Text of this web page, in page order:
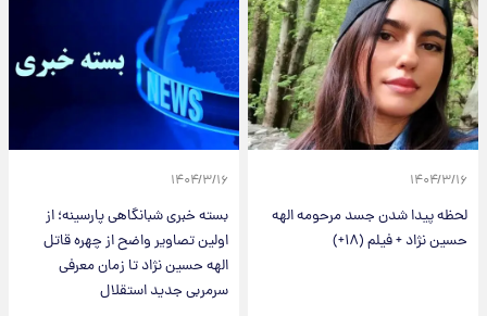
۱۴۰۴/۳/۱۶
لحظه پیدا شدن جسد مرحومه الهه
حسین نژاد + فیلم (۱۸+)
۱۴۰۴/۳/۱۶
بسته خبری شبانگاهی پارسینه؛ از
اولین تصاویر واضح از چهره قاتل
الهه حسین نژاد تا زمان معرفی
سرمربی جدید استقلال